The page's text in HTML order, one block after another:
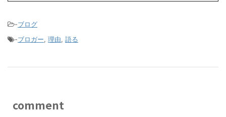
-ブログ
-ブロガー, 理由, 語る
comment